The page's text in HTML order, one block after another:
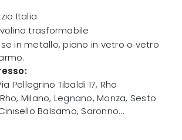
Italia
trasformabile
in metallo, piano in vetro o vetro
Pellegrino Tibaldi 17, Rho
Rho, Milano, Legnano, Monza, Sesto
Balsamo, Saronno...